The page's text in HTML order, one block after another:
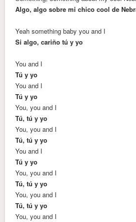
Algo, algo sobre mi chico cool de
Yeah something baby you and I
Si algo, cariño tú y yo
You and I
Tú y yo
You and I
Tú y yo
You, you and I
Tú, tú y yo
You, you and I
Tú, tú y yo
You and I
Tú y yo
You, you and I
Tú, tú y yo
You, you and I
Tú, tú y yo
You, you and I